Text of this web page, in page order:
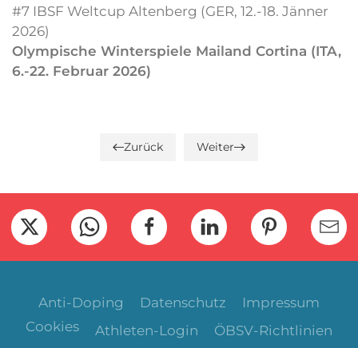
#7 IBSF Weltcup Altenberg (GER, 12.-18. Jänner
2026)
Olympische Winterspiele Mailand Cortina (ITA,
6.-22. Februar 2026)
Zurück Weiter
Anti-Doping Datenschutz
Impressum
Cookies
Athleten-Login ÖBSV-Richtlinien